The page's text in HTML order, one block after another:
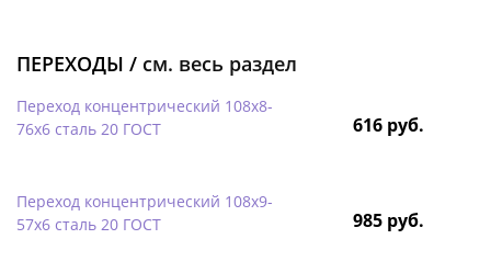
ПЕРЕХОДЫ / см. весь раздел
Переход концентрический 108х8-
76х6 сталь 20 ГОСТ
616 руб.
Переход концентрический 108х9-
57х6 сталь 20 ГОСТ
985 руб.